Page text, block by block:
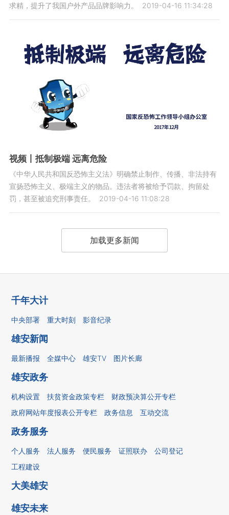
求精，提升了我国户外产品品牌影响力。
2019-04-16 11:34:28
视频丨抵制极端 远离危险
《中华人民共和国反恐怖主义法》明确禁止制作、传播、非法持有
宣扬恐怖主义、极端主义的物品。违法者将被给予罚款、拘留处
罚，甚至被追究刑事责任。
2019-04-16 11:08:28
加载更多新闻
千年大计
中央部署 重大时刻 影音纪录
雄安新闻
最新播报 全媒中心 雄安TV 图片长廊
雄安政务
机构设置 扶贫资金政策专栏
财政预决算公开专栏
政府网站年度报表公开专栏
政务信息 互动交流
政务服务
个人服务 法人服务 便民服务 证照联办
公司登记
工程建设
大美雄安
雄安未来